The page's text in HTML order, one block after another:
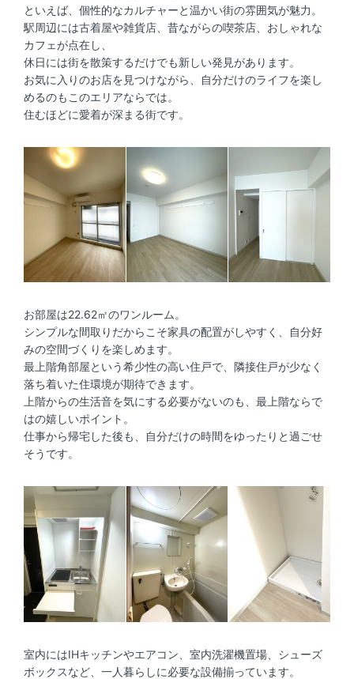
といえば、個性的なカルチャーと温かい街の雰囲気が魅力。
駅周辺には古着屋や雑貨店、昔ながらの喫茶店、おしゃれな
カフェが点在し、
休日には街を散策するだけでも新しい発見があります。
お気に入りのお店を見つけながら、自分だけのライフを楽し
めるのもこのエリアならでは。
住むほどに愛着が深まる街です。
お部屋は22.62㎡のワンルーム。
シンプルな間取りだからこそ家具の配置がしやすく、自分好
みの空間づくりを楽しめます。
最上階角部屋という希少性の高い住戸で、隣接住戸が少なく
落ち着いた住環境が期待できます。
上階からの生活音を気にする必要がないのも、最上階ならで
はの嬉しいポイント。
仕事から帰宅した後も、自分だけの時間をゆったりと過ごせ
そうです。
室内にはIHキッチンやエアコン、室内洗濯機置場、シューズ
ボックスなど、一人暮らしに必要な設備揃っています。